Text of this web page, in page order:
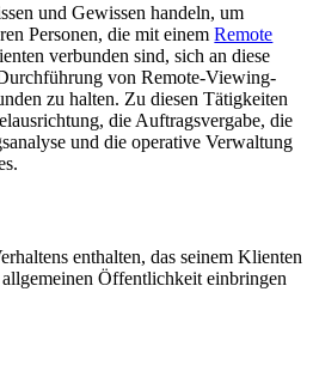
und Gewissen handeln, um
Personen, die mit einemRemote
verbunden sind, sich an diese
von Remote-Viewing-
zu halten. Zu diesen Tätigkeiten
die Auftragsvergabe, die
und die operative Verwaltung
enthalten, das seinem Klienten
Öffentlichkeit einbringen